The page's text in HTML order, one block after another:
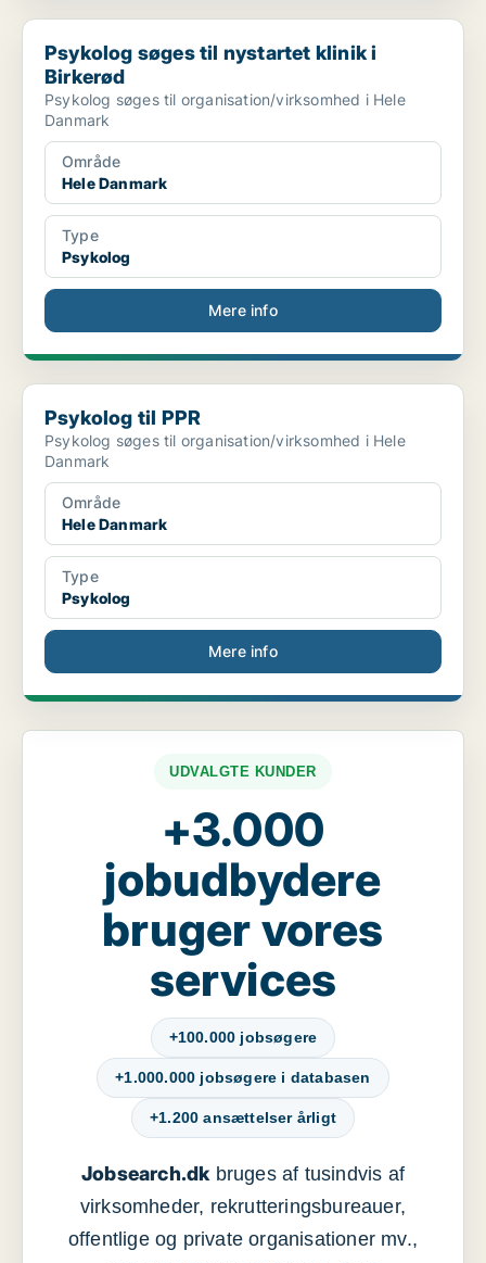
Psykolog søges til nystartet klinik i Birkerød
Psykolog søges til nystartet klinik i
Birkerød
Psykolog søges til organisation/virksomhed i Hele
Danmark
Område
Hele Danmark
Type
Psykolog
Mere info
Psykolog til PPR
Psykolog til PPR
Psykolog søges til organisation/virksomhed i Hele
Danmark
Område
Hele Danmark
Type
Psykolog
Mere info
UDVALGTE KUNDER
+3.000
jobudbydere
bruger vores
services
+100.000 jobsøgere
+1.000.000 jobsøgere i databasen
+1.200 ansættelser årligt
Jobsearch.dkbruges af tusindvis af
virksomheder, rekrutteringsbureauer,
offentlige og private organisationer mv.,